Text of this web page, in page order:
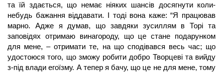
та їй здається, що немає ніяких шансів досягнути коли-
небудь бажання віддавати. І тоді вона каже: “Я працював
марно. Адже я думав, що завдяки зусиллям в Торі та
заповідях отримаю винагороду, що це стане подарунком
для мене, – отримати те, на що сподівався весь час; що
удостоюся того, що зможу робити добро Творцеві та вийду
з-під влади егоїзму. А тепер я бачу, що це не для мене, тому